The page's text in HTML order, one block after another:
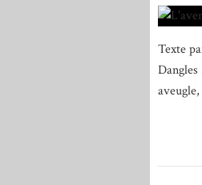
Texte